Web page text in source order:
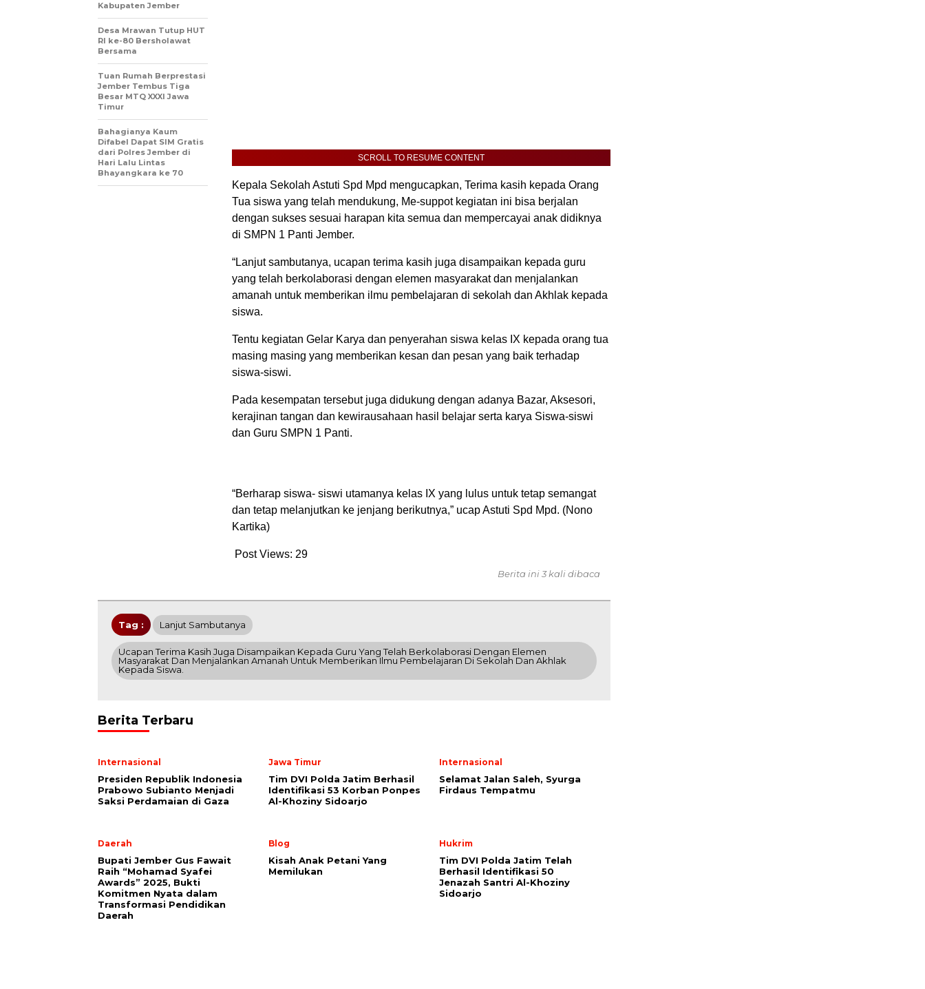
SCROLL TO RESUME CONTENT
Kepala Sekolah Astuti Spd Mpd mengucapkan, Terima kasih kepada Orang
Tua siswa yang telah mendukung, Me-suppot kegiatan ini bisa berjalan
dengan sukses sesuai harapan kita semua dan mempercayai anak didiknya
di SMPN 1 Panti Jember.
“Lanjut sambutanya, ucapan terima kasih juga disampaikan kepada guru
yang telah berkolaborasi dengan elemen masyarakat dan menjalankan
amanah untuk memberikan ilmu pembelajaran di sekolah dan Akhlak kepada
siswa.
Tentu kegiatan Gelar Karya dan penyerahan siswa kelas IX kepada orang tua
masing masing yang memberikan kesan dan pesan yang baik terhadap
siswa-siswi.
Pada kesempatan tersebut juga didukung dengan adanya Bazar, Aksesori,
kerajinan tangan dan kewirausahaan hasil belajar serta karya Siswa-siswi
dan Guru SMPN 1 Panti.
“Berharap siswa- siswi utamanya kelas IX yang lulus untuk tetap semangat
dan tetap melanjutkan ke jenjang berikutnya,” ucap Astuti Spd Mpd. (Nono
Kartika)
Post Views: 29
Kabupaten Jember
Desa Mrawan Tutup HUT
RI ke-80 Bersholawat
Bersama
Tuan Rumah Berprestasi
Jember Tembus Tiga
Besar MTQ XXXI Jawa
Timur
Bahagianya Kaum
Difabel Dapat SIM Gratis
dari Polres Jember di
Hari Lalu Lintas
Bhayangkara ke 70
Berita ini 3 kali dibaca
Tag : Lanjut Sambutanya
Ucapan Terima Kasih Juga Disampaikan Kepada Guru Yang Telah Berkolaborasi Dengan Elemen
Masyarakat Dan Menjalankan Amanah Untuk Memberikan Ilmu Pembelajaran Di Sekolah Dan Akhlak
Kepada Siswa.
Berita Terbaru
Internasional
Presiden Republik Indonesia
Prabowo Subianto Menjadi
Saksi Perdamaian di Gaza
Jawa Timur
Tim DVI Polda Jatim Berhasil
Identifikasi 53 Korban Ponpes
Al-Khoziny Sidoarjo
Internasional
Selamat Jalan Saleh, Syurga
Firdaus Tempatmu
Daerah
Bupati Jember Gus Fawait
Raih “Mohamad Syafei
Awards” 2025, Bukti
Komitmen Nyata dalam
Transformasi Pendidikan
Daerah
Blog
Kisah Anak Petani Yang
Memilukan
Hukrim
Tim DVI Polda Jatim Telah
Berhasil Identifikasi 50
Jenazah Santri Al-Khoziny
Sidoarjo